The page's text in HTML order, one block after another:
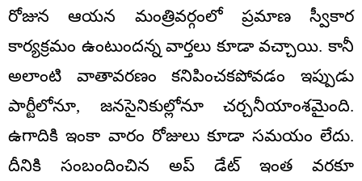
రోజున ఆయన మంత్రివర్గంలో ప్రమాణ స్వీకార
కార్యక్రమం ఉంటుందన్న వార్తలు కూడా వచ్చాయి. కానీ
అలాంటి వాతావరణం కనిపించకపోవడం ఇప్పుడు
పార్టీలోనూ, జనసైనికుల్లోనూ చర్చనీయాంశమైంది.
ఉగాదికి ఇంకా వారం రోజులు కూడా సమయం లేదు.
దీనికి సంబందించిన అప్ డేట్ ఇంత వరకూ